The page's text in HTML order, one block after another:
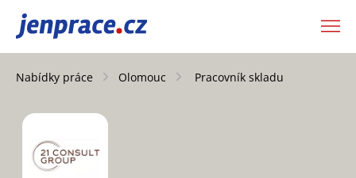
JenPráce.cz
Nabídky práce Olomouc Pracovník skladu